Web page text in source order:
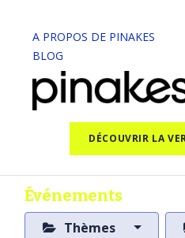
A PROPOS DE PINAKES
BLOG
DÉCOUVRIR LA
Événements
Thèmes